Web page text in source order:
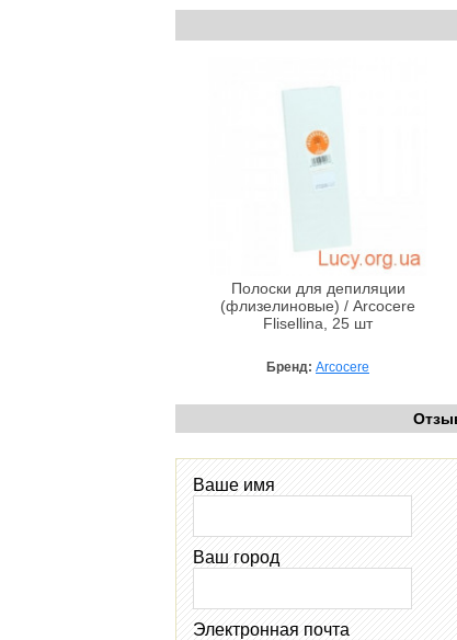
Полоски для депиляции
(флизелиновые) / Arcocere
Flisellina, 25 шт
Бренд: Arcocere
Ваше имя
Ваш город
Электронная почта